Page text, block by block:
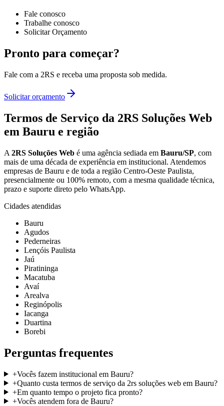
Fale conosco
Trabalhe conosco
Solicitar Orçamento
Pronto para começar?
Fale com a 2RS e receba uma proposta sob medida.
Solicitar orçamento
Termos de Serviço da 2RS Soluções Web
em Bauru e região
A 2RS Soluções Web é uma agência sediada em Bauru/SP, com
mais de uma década de experiência em institucional. Atendemos
empresas de Bauru e de toda a região Centro-Oeste Paulista,
presencialmente ou 100% remoto, com a mesma qualidade técnica,
prazo e suporte direto pelo WhatsApp.
Cidades atendidas
Bauru
Agudos
Pederneiras
Lençóis Paulista
Jaú
Piratininga
Macatuba
Avaí
Arealva
Reginópolis
Iacanga
Duartina
Borebi
Perguntas frequentes
+Vocês fazem institucional em Bauru?
+Quanto custa termos de serviço da 2rs soluções web em Bauru?
+Em quanto tempo o projeto fica pronto?
+Vocês atendem fora de Bauru?